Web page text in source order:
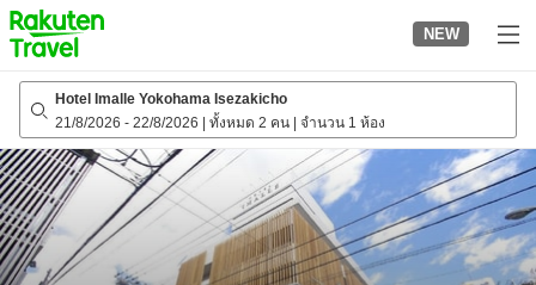
to
top
page
NEW
Hotel Imalle Yokohama Isezakicho
21/8/2026 - 22/8/2026 ทั้งหมด 2 คน จำนวน 1 ห้อง